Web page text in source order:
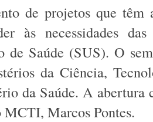
de projetos que
às necessidades
de Saúde (SUS). O
da Ciência,
da Saúde. A abertura
Marcos Pontes.